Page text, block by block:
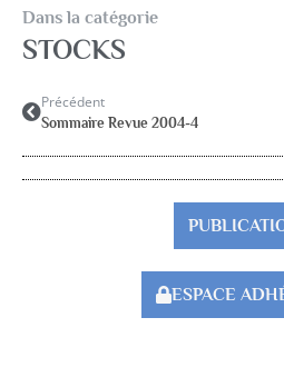
Dans la catégorie
STOCKS
Précédent
Sommaire Revue 2004-4
ESPACE